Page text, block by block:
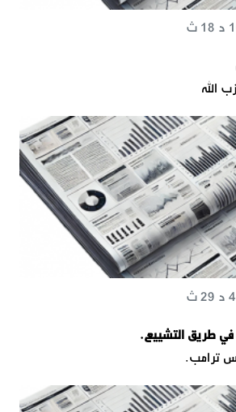
الله
في طريق التشييع.
ترامب.